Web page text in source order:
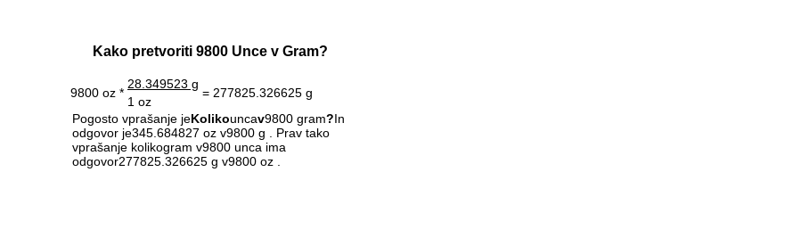
Kako pretvoriti 9800 Unce v Gram?
9800 oz *
28.349523 g
= 277825.326625 g
1 oz
Pogosto vprašanje jeKolikouncav9800 gram?In
odgovor je345.684827 oz v9800 g . Prav tako
vprašanje kolikogram v9800 unca ima
odgovor277825.326625 g v9800 oz .